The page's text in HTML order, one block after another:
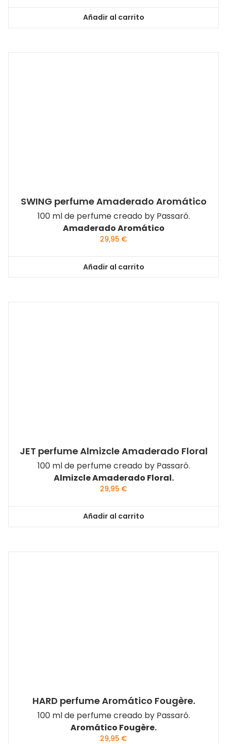
Añadir al carrito
SWING perfume Amaderado Aromático
100 ml de perfume creado by Passaró.
Amaderado Aromático
29,95 €
Añadir al carrito
JET perfume Almizcle Amaderado Floral
100 ml de perfume creado by Passaró.
Almizcle Amaderado Floral.
29,95 €
Añadir al carrito
HARD perfume Aromático Fougère.
100 ml de perfume creado by Passaró.
Aromático Fougère.
29,95 €